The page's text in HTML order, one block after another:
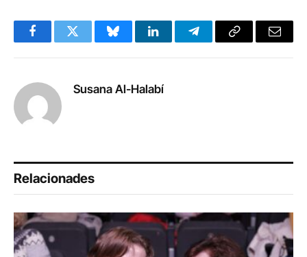
FacebookTwitter BlueskyLinkedInTelegramCopy
Email
Susana Al-Halabí
Relacionades